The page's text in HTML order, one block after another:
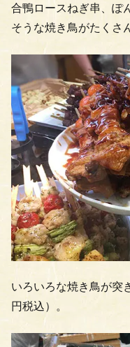
合鴨ロースねぎ串、ぽ
そうな焼き鳥がたくさ
いろいろな焼き鳥が突
円税込）。